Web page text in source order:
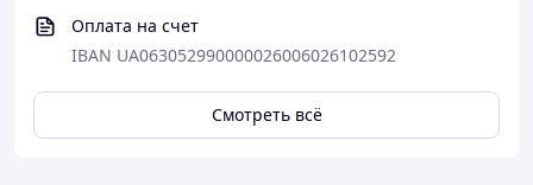
Оплата на счет
IBAN UA063052990000026006026102592
Смотреть всё